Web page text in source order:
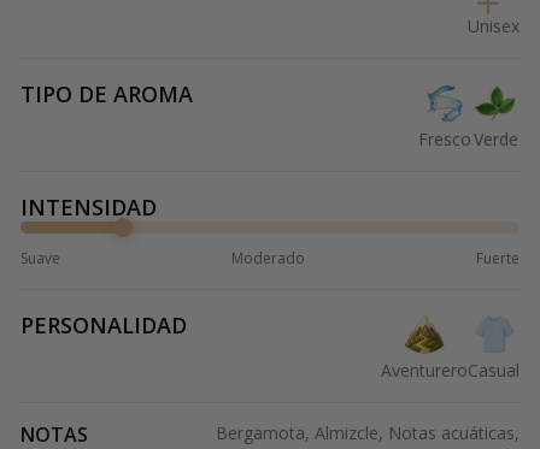
Unisex
TIPO DE AROMA
FrescoVerde
INTENSIDAD
Suave Moderado Fuerte
PERSONALIDAD
AventureroCasual
NOTAS
Bergamota, Almizcle, Notas acuáticas,